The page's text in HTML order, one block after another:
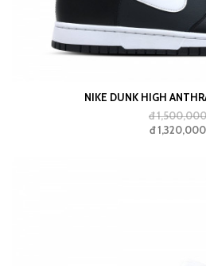
NIKE DUNK HIGH
đ 1,500,000
đ 1,320,000